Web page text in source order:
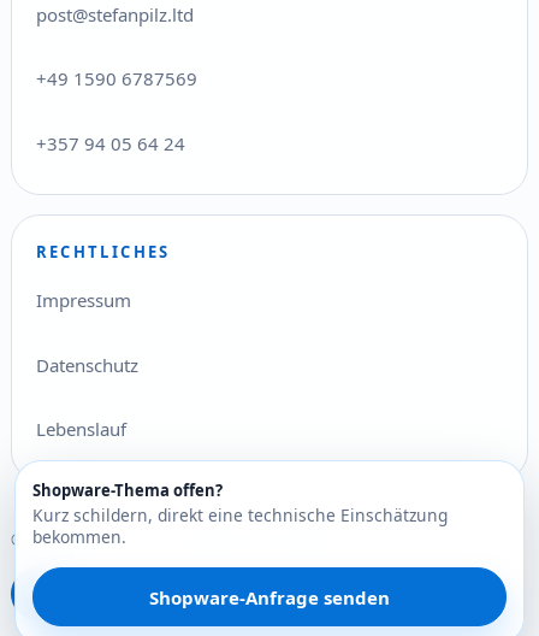
Shopware-Thema offen?
Kurz schildern, direkt eine technische Einschätzung
bekommen.
Shopware-Anfrage senden
post@stefanpilz.ltd
+49 1590 6787569
+357 94 05 64 24
RECHTLICHES
Impressum
Datenschutz
Lebenslauf
© 2026 Stefan Pilz Ltd.. Alle Rechte vorbehalten.
DE
Deutsch
EL